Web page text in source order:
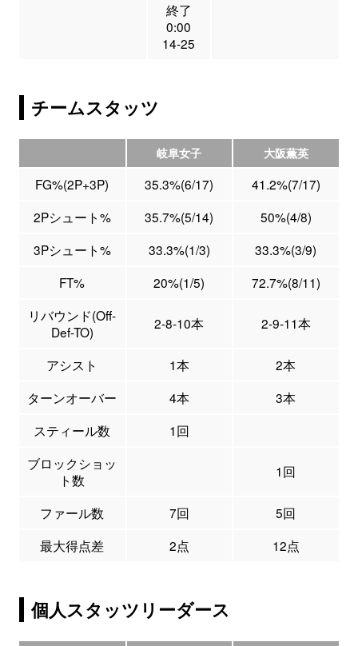
終了
0:00
14-25
チームスタッツ
岐阜女子 大阪薫英
FG%(2P+3P) 35.3%(6/17)
41.2%(7/17)
2Pシュート%
35.7%(5/14)
50%(4/8)
3Pシュート%
33.3%(1/3)
33.3%(3/9)
FT%
20%(1/5)
72.7%(8/11)
リバウンド(Off-
Def-TO)
2-8-10本 2-9-11本
アシスト 1本
2本
ターンオーバー
4本
3本
スティール数
1回
ブロックショッ
ト数
1回
ファール数 7回
5回
最大得点差
2点 12点
個人スタッツリーダース